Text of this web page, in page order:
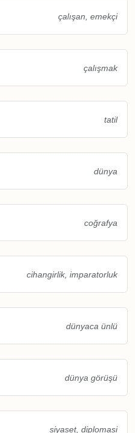
çalışan, emekçi
çalışmak
tatil
dünya
coğrafya
cihangirlik, imparatorluk
dünyaca ünlü
dünya görüşü
siyaset, diplomasi